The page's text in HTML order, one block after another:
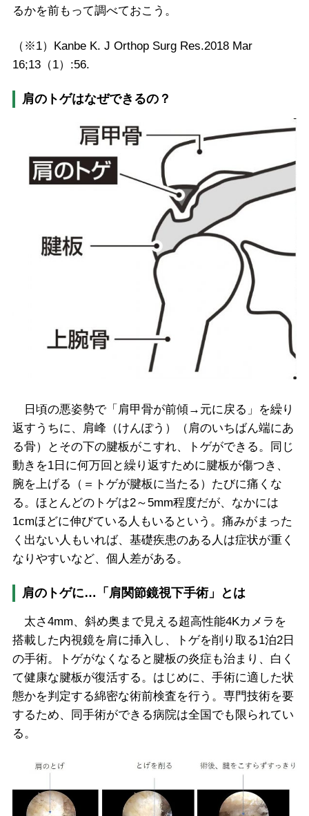
るかを前もって調べておこう。
（※1）Kanbe K. J Orthop Surg Res.2018 Mar
16;13（1）:56.
肩のトゲはなぜできるの？
日頃の悪姿勢で「肩甲骨が前傾→元に戻る」を繰り
返すうちに、肩峰（けんぽう）（肩のいちばん端にあ
る骨）とその下の腱板がこすれ、トゲができる。同じ
動きを1日に何万回と繰り返すために腱板が傷つき、
腕を上げる（＝トゲが腱板に当たる）たびに痛くな
る。ほとんどのトゲは2～5mm程度だが、なかには
1cmほどに伸びている人もいるという。痛みがまった
く出ない人もいれば、基礎疾患のある人は症状が重く
なりやすいなど、個人差がある。
肩のトゲに…「肩関節鏡視下手術」とは
太さ4mm、斜め奥まで見える超高性能4Kカメラを
搭載した内視鏡を肩に挿入し、トゲを削り取る1泊2日
の手術。トゲがなくなると腱板の炎症も治まり、白く
て健康な腱板が復活する。はじめに、手術に適した状
態かを判定する綿密な術前検査を行う。専門技術を要
するため、同手術ができる病院は全国でも限られてい
る。